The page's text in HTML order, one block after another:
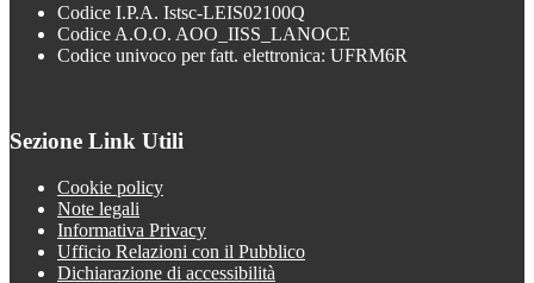
Codice I.P.A. Istsc-LEIS02100Q
Codice A.O.O. AOO_IISS_LANOCE
Codice univoco per fatt. elettronica: UFRM6R
Sezione Link Utili
Cookie policy
Note legali
Informativa Privacy
Ufficio Relazioni con il Pubblico
Dichiarazione di accessibilità